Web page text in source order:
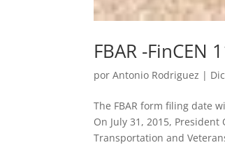
FBAR -FinCEN
porAntonio Rodriguez |
The FBAR form filing date
On July 31, 2015,
Transportation and